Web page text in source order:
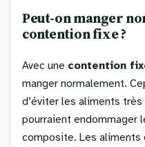
Peut-on manger
contention fixe ?
Avec une contention
manger normalement.
d’éviter les aliments
pourraient endommager
composite. Les aliments